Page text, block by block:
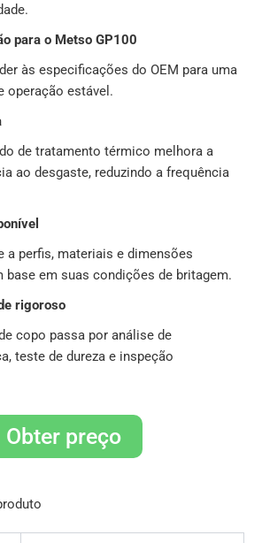
para o Metso GP100
às especificações do OEM para uma
operação estável.
de tratamento térmico melhora a
ao desgaste, reduzindo a frequência
a perfis, materiais e dimensões
base em suas condições de britagem.
rigoroso
copo passa por análise de
teste de dureza e inspeção
Obter preço